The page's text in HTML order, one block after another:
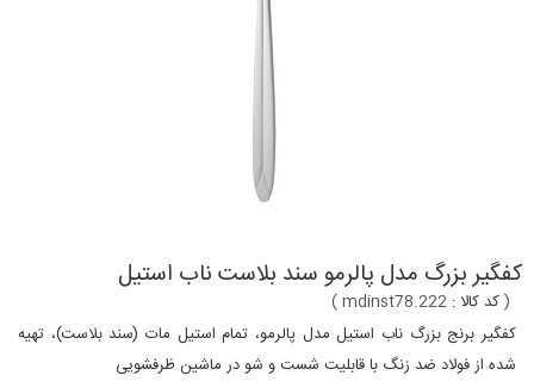
کفگیر بزرگ مدل پالرمو سند بلاست ناب استیل
(کد کالا : mdinst78.222
)
کفگیر برنج بزرگ ناب استیل مدل پالرمو، تمام استیل مات (سند بلاست)، تهیه
شده از فولاد ضد زنگ با قابلیت شست و شو در ماشین ظرفشویی